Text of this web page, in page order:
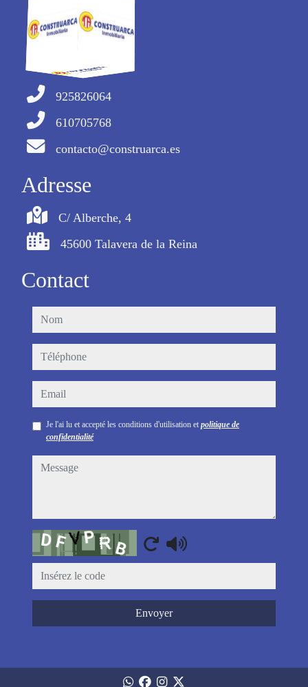
925826064
610705768
contacto@construarca.es
Adresse
C/ Alberche, 4
45600 Talavera de la Reina
Contact
nom
téléphone
email
Je l'ai lu et accepté les conditions d'utilisation et politique de
confidentialité
message
Captcha
Envoyer